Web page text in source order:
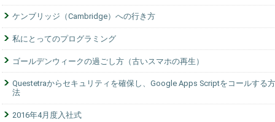
ケンブリッジ（Cambridge）への行き方
私にとってのプログラミング
ゴールデンウィークの過ごし方（古いスマホの再生）
Questetraからセキュリティを確保し、Google Apps Scriptをコールする方
法
2016年4月度入社式